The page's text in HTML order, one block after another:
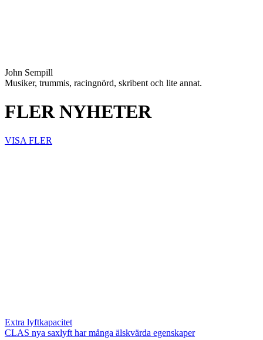
John Sempill
Musiker, trummis, racingnörd, skribent och lite annat.
FLER NYHETER
VISA FLER
Extra lyftkapacitet
CLAS nya saxlyft har många älskvärda egenskaper